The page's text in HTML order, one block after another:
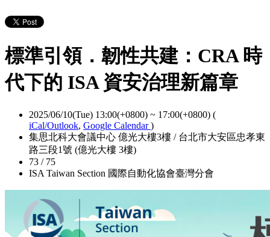
標準引領．韌性共建：CRA 時
代下的 ISA 資安治理新篇章
2025/06/10(Tue) 13:00(+0800) ~ 17:00(+0800) (
iCal/Outlook, Google Calendar)
集思北科大會議中心 億光大樓3樓 / 台北市大安區忠孝東
路三段1號 (億光大樓 3樓)
73 / 75
ISA Taiwan Section 國際自動化協會臺灣分會